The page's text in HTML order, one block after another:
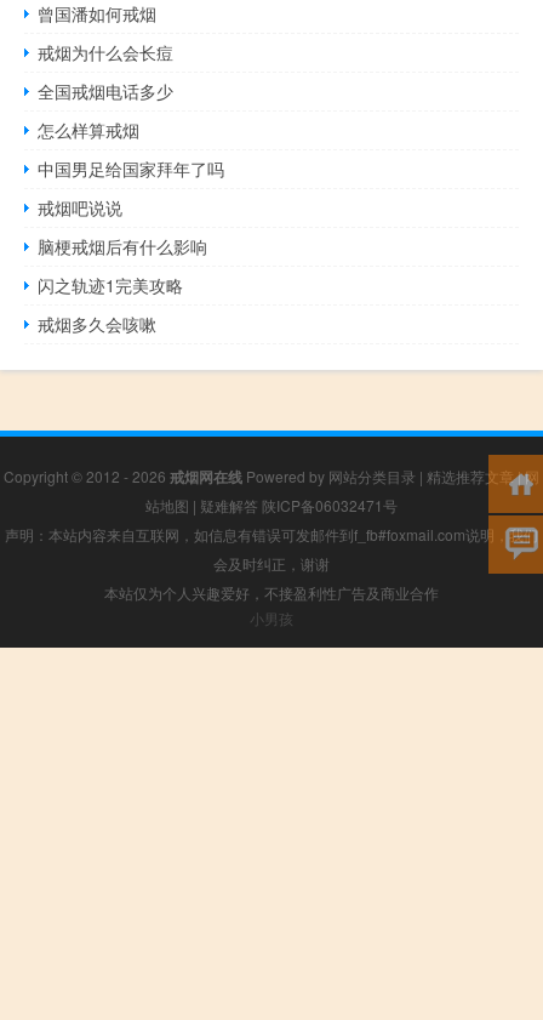
曾国潘如何戒烟
戒烟为什么会长痘
全国戒烟电话多少
怎么样算戒烟
中国男足给国家拜年了吗
戒烟吧说说
脑梗戒烟后有什么影响
闪之轨迹1完美攻略
戒烟多久会咳嗽
Copyright © 2012 - 2026 戒烟网在线 Powered by 网站分类目录 | 精选推荐文章|网
站地图 | 疑难解答 陕ICP备06032471号
声明：本站内容来自互联网，如信息有错误可发邮件到f_fb#foxmail.com说明，我们
会及时纠正，谢谢
本站仅为个人兴趣爱好，不接盈利性广告及商业合作
小男孩